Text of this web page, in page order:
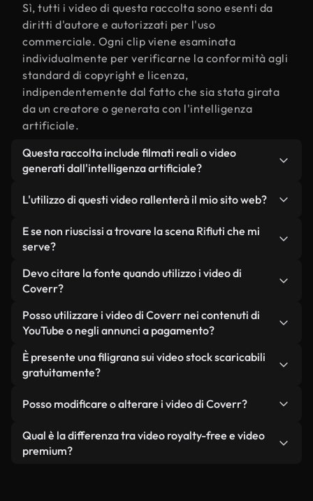
Sì, tutti i video di questa raccolta sono esenti da
diritti d'autore e autorizzati per l'uso
commerciale. Ogni clip viene esaminata
individualmente per verificarne la conformità agli
standard di copyright e licenza,
indipendentemente dal fatto che sia stata girata
da un creatore o generata con l'intelligenza
artificiale.
Questa raccolta include filmati reali o video
generati dall'intelligenza artificiale?
da filmati reali, girati da persone, relativi a Rifiuti,
e da video generati dall'intelligenza artificiale.
Ogni video è chiaramente etichettato, così saprai
L'utilizzo di questi video rallenterà il mio sito web?
Non se scegli le nostre versioni ottimizzate.
Offriamo formati leggeri e pronti per il web,
mantengono alta la qualità, riducono al minimo i
tempi di caricamento e migliorano parametri
come LCP.
E se non riuscissi a trovare la scena Rifiuti che mi
serve?
Puoi crearne uno all'istante utilizzando Coverr AI
Studio. Ti basta descrivere la scena, ad esempio
secondi un video personalizzato in conformità con
i nostri standard di licenza.
Devo citare la fonte quando utilizzo i video di
Coverr?
Non è richiesto alcun riconoscimento dell'autore.
Tutti i video presenti nella nostra libreria sono
senza citare il creatore, sebbene sia sempre
gradito.
Posso utilizzare i video di Coverr nei contenuti di
YouTube o negli annunci a pagamento?
Sì. Tutti i filmati di Coverr possono essere utilizzati
in video monetizzati su YouTube, promozioni sui
condizione che non si rivendano o ridistribuiscano
È presente una filigrana sui video stock scaricabili
gratuitamente?
reali o generati dall'intelligenza artificiale, include
filigrane. Avrai a disposizione filmati puliti e pronti
all'uso.
Posso modificare o alterare i video di Coverr?
Sì. Siete liberi di tagliare, ritagliare o remixare i
nostri video. Assicuratevi solo che il prodotto
Qual è la differenza tra video royalty-free e video
premium?